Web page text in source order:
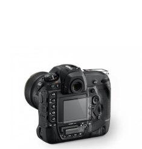
Obiective DSLR
Huse si tocuri protectie obiective
Obiective Cinematice
Parasolare
Teleconvertoare